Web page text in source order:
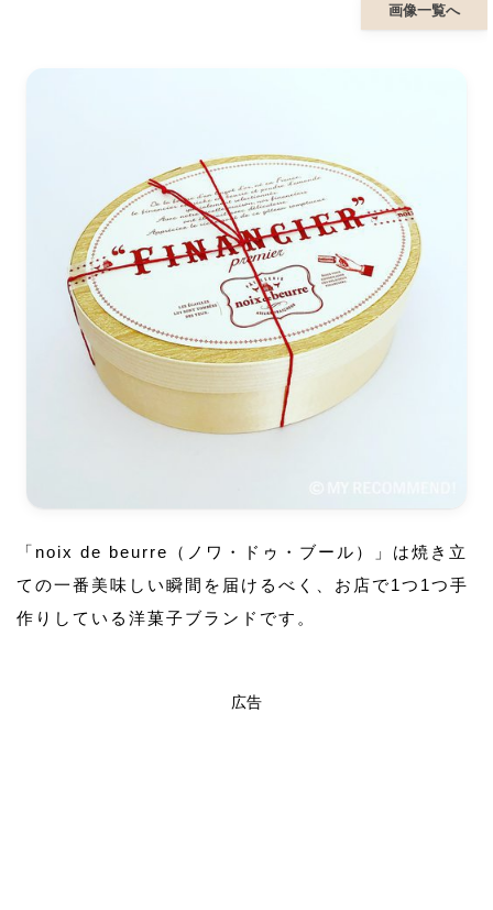
画像一覧へ
「noix de beurre（ノワ・ドゥ・ブール）」は焼き立
ての一番美味しい瞬間を届けるべく、お店で1つ1つ手
作りしている洋菓子ブランドです。
広告